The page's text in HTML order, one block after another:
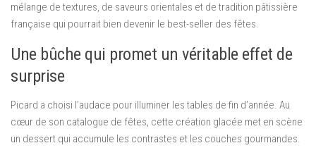
mélange de textures, de saveurs orientales et de tradition pâtissière
française qui pourrait bien devenir le best-seller des fêtes.
Une bûche qui promet un véritable effet de
surprise
Picard a choisi l’audace pour illuminer les tables de fin d’année. Au
cœur de son catalogue de fêtes, cette création glacée met en scène
un dessert qui accumule les contrastes et les couches gourmandes.